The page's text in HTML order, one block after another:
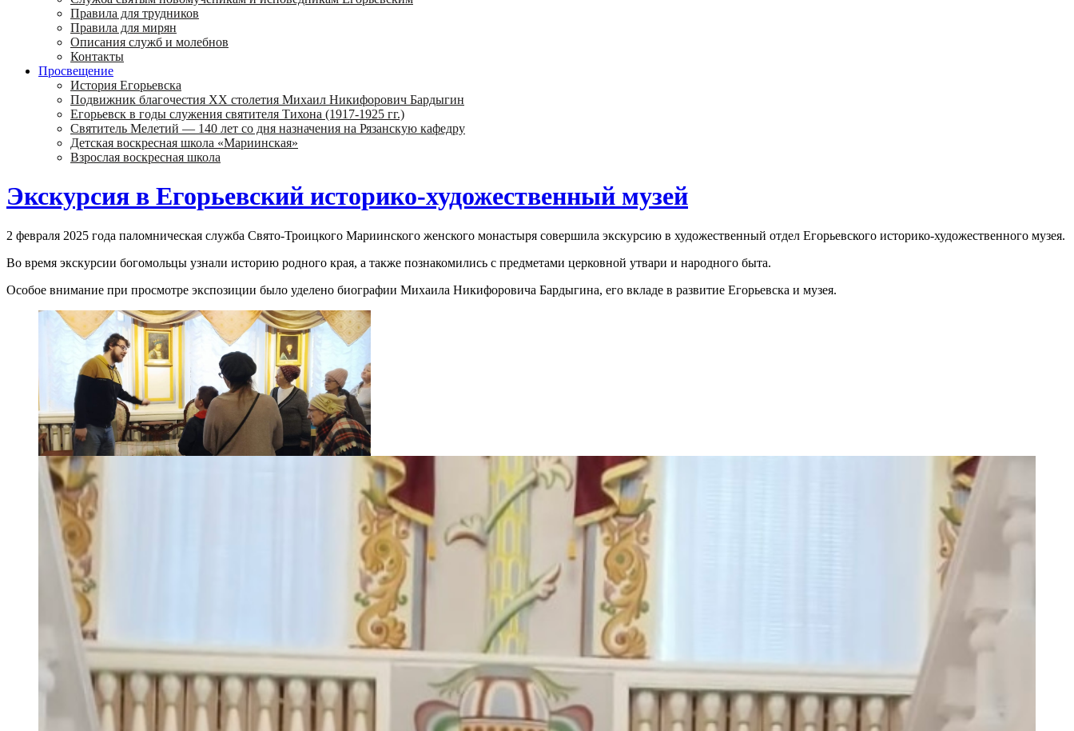
Правила для трудников
Правила для мирян
Описания служб и молебнов
Контакты
Просвещение
История Егорьевска
Подвижник благочестия ХХ столетия Михаил Никифорович Бардыгин
Егорьевск в годы служения святителя Тихона (1917-1925 гг.)
Святитель Мелетий — 140 лет со дня назначения на Рязанскую кафедру
Детская воскресная школа «Мариинская»
Взрослая воскресная школа
Экскурсия в Егорьевский историко-художественный музей
2 февраля 2025 года паломническая служба Свято-Троицкого Мариинского женского монастыря совершила экскурсию в художественный отдел Егорьевского историко-художественного музея.
Во время экскурсии богомольцы узнали историю родного края, а также познакомились с предметами церковной утвари и народного быта.
Особое внимание при просмотре экспозиции было уделено биографии Михаила Никифоровича Бардыгина, его вкладе в развитие Егорьевска и музея.